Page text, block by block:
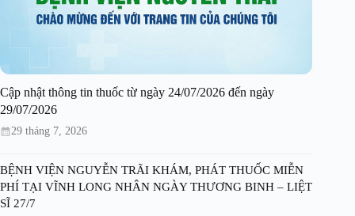
Cập nhật thông tin thuốc từ ngày 24/07/2026 đến ngày
29/07/2026
29 tháng 7, 2026
BỆNH VIỆN NGUYỄN TRÃI KHÁM, PHÁT THUỐC MIỄN
PHÍ TẠI VĨNH LONG NHÂN NGÀY THƯƠNG BINH – LIỆT
SĨ 27/7